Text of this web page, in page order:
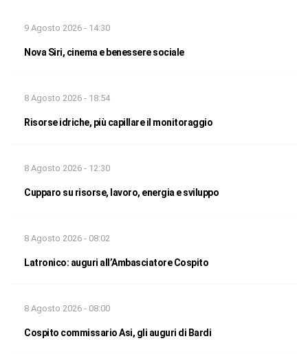
9 Agosto 2026 - 14:30
Nova Siri, cinema e benessere sociale
8 Agosto 2026 - 18:54
Risorse idriche, più capillare il monitoraggio
8 Agosto 2026 - 12:30
Cupparo su risorse, lavoro, energia e sviluppo
8 Agosto 2026 - 08:02
Latronico: auguri all’Ambasciatore Cospito
8 Agosto 2026 - 08:00
Cospito commissario Asi, gli auguri di Bardi